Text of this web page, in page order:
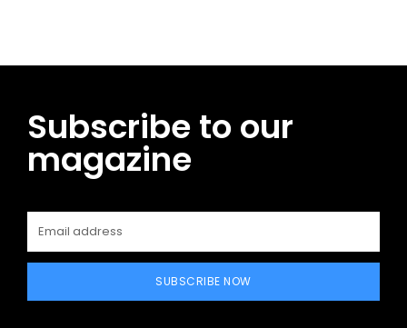
Subscribe to our
magazine
SUBSCRIBE NOW